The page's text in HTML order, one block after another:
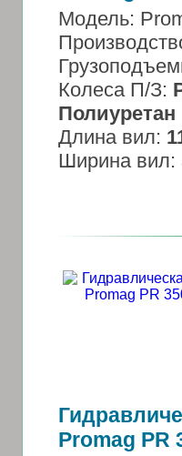
Модель:
Колеса П/З:
Полиуретан
Длина вил:
Ширина вил:
Promag PR